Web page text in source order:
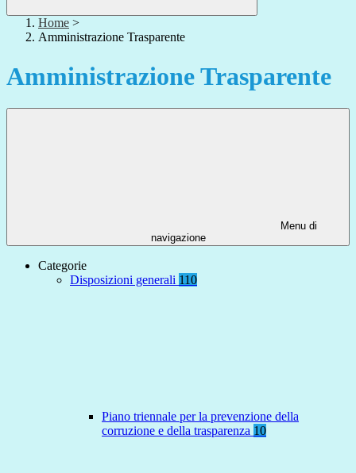
Home >
Amministrazione Trasparente
Amministrazione Trasparente
Menu di
navigazione
Categorie
Disposizioni generali 110
Piano triennale per la prevenzione della
corruzione e della trasparenza 10